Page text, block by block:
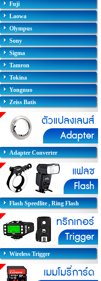
Fuji
Laowa
Olympus
Sony
Sigma
Tamron
Tokina
Yongnuo
Zeiss Batis
Adapter Converter
Flash Speedlite , Ring Flash
Wireless Trigger